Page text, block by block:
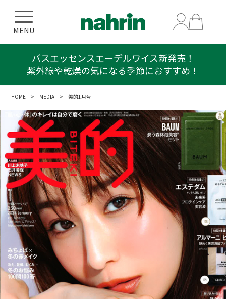
MENU
バスエッセンスエーデルワイス新発売！
紫外線や乾燥の気になる季節におすすめ！
HOME > MEDIA > 美的1月号